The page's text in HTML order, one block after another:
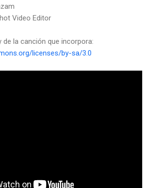
Video Editor
de la canción que incorpora:
licenses/by-sa/3.0